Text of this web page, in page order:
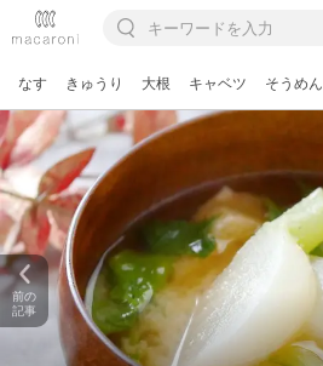
なす きゅうり 大根 キャベツ そうめん
前の
記事